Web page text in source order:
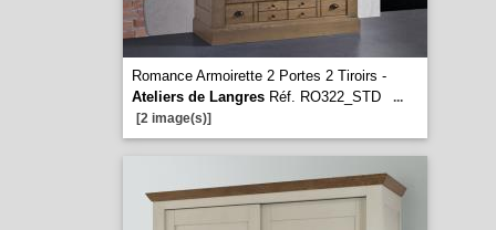
Romance Armoirette 2 Portes 2 Tiroirs -
Ateliers de LangresRéf. RO322_STD
...
[2 image(s)]